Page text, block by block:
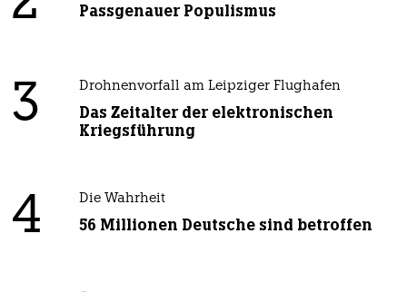
Passgenauer Populismus
3 Drohnenvorfall am Leipziger Flughafen
Das Zeitalter der elektronischen
Kriegsführung
4 Die Wahrheit
56 Millionen Deutsche sind betroffen